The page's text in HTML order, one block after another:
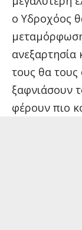
ο Υδροχόος
τους θα
ξαφνιάσουν
φέρουν πιο